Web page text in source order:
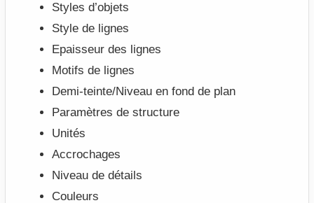
Styles d’objets
Style de lignes
Epaisseur des lignes
Motifs de lignes
Demi-teinte/Niveau en fond de plan
Paramètres de structure
Unités
Accrochages
Niveau de détails
Couleurs